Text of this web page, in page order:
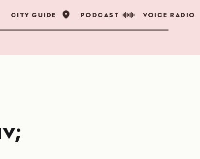
CITY GUIDE PODCAST VOICE RADIO